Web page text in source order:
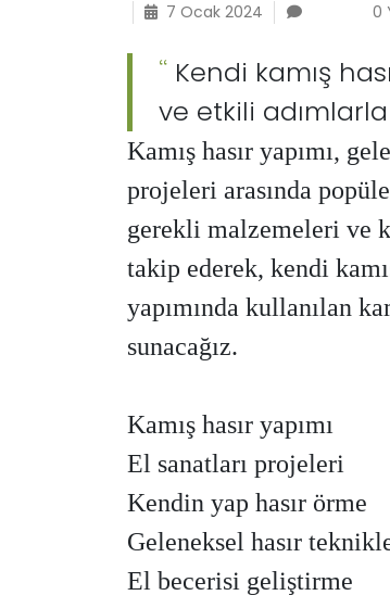
7 Ocak 2024 0
Kendi kamış
ve etkili
Kamış hasır yapımı,
projeleri arasında
gerekli malzemeleri ve
takip ederek, kendi
yapımında kullanılan
sunacağız.
Kamış hasır yapımı
El sanatları projeleri
Kendin yap hasır örme
Geleneksel hasır
El becerisi geliştirme